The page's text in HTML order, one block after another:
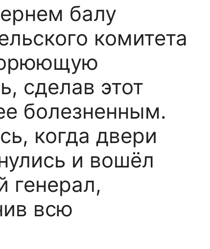
балу
комитета
сделав этот
болезненным.
когда двери
и вошёл
генерал,
всю